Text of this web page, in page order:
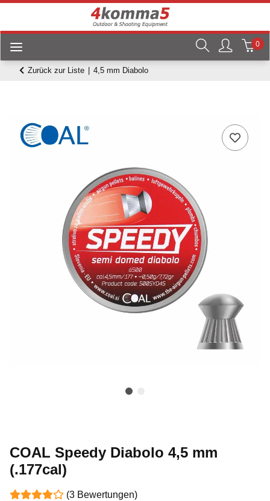
0
Zurück zur Liste 4,5 mm Diabolo
COAL Speedy Diabolo 4,5 mm
(.177cal)
(3 Bewertungen)